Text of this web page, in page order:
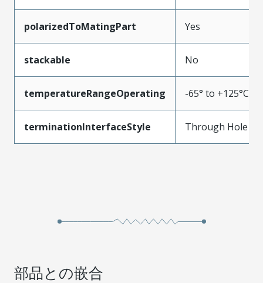
polarizedToMatingPart Yes
stackable No
temperatureRangeOperating -65° to +125°C
terminationInterfaceStyle Through Hole
部品との嵌合